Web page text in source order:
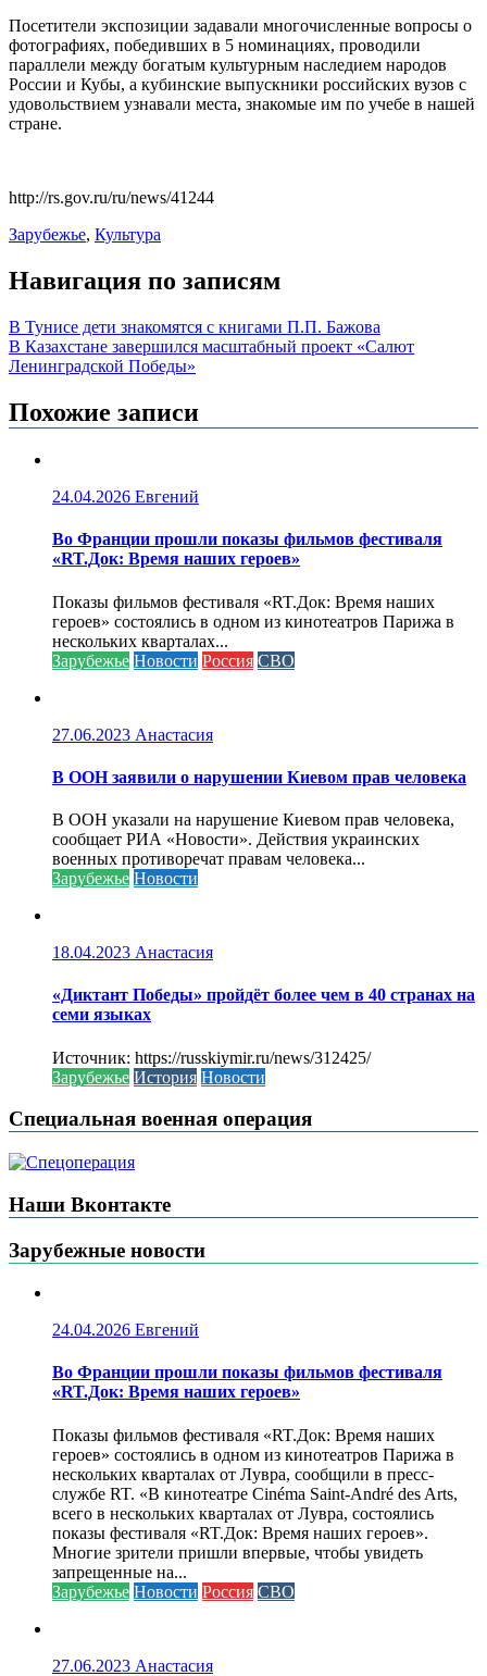
Посетители экспозиции задавали многочисленные вопросы о
фотографиях, победивших в 5 номинациях, проводили
параллели между богатым культурным наследием народов
России и Кубы, а кубинские выпускники российских вузов с
удовольствием узнавали места, знакомые им по учебе в нашей
стране.
http://rs.gov.ru/ru/news/41244
Зарубежье, Культура
Навигация по записям
В Тунисе дети знакомятся с книгами П.П. Бажова
В Казахстане завершился масштабный проект «Салют
Ленинградской Победы»
Похожие записи
24.04.2026 Евгений
Во Франции прошли показы фильмов фестиваля
«RT.Док: Время наших героев»
Показы фильмов фестиваля «RT.Док: Время наших
героев» состоялись в одном из кинотеатров Парижа в
нескольких кварталах...
Зарубежье Новости Россия СВО
27.06.2023 Анастасия
В ООН заявили о нарушении Киевом прав человека
В ООН указали на нарушение Киевом прав человека,
сообщает РИА «Новости». Действия украинских
военных противоречат правам человека...
Зарубежье Новости
18.04.2023 Анастасия
«Диктант Победы» пройдёт более чем в 40 странах на
семи языках
Источник: https://russkiymir.ru/news/312425/
Зарубежье История Новости
Специальная военная операция
Наши Вконтакте
Зарубежные новости
24.04.2026 Евгений
Во Франции прошли показы фильмов фестиваля
«RT.Док: Время наших героев»
Показы фильмов фестиваля «RT.Док: Время наших
героев» состоялись в одном из кинотеатров Парижа в
нескольких кварталах от Лувра, сообщили в пресс-
службе RT. «В кинотеатре Cinéma Saint-André des Arts,
всего в нескольких кварталах от Лувра, состоялись
показы фестиваля «RT.Док: Время наших героев».
Многие зрители пришли впервые, чтобы увидеть
запрещенные на...
Зарубежье Новости Россия СВО
27.06.2023 Анастасия